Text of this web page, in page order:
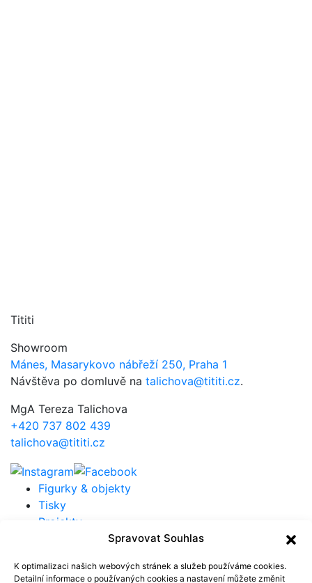
Spravovat Souhlas
K optimalizaci našich webových stránek a služeb používáme cookies.
Detailní informace o používaných cookies a nastavení můžete změnit
Tititi
Showroom
Mánes, Masarykovo nábřeží 250, Praha 1
Návštěva po domluvě na talichova@tititi.cz.
MgA Tereza Talichova
+420 737 802 439
talichova@tititi.cz
Figurky & objekty
Tisky
Projekty